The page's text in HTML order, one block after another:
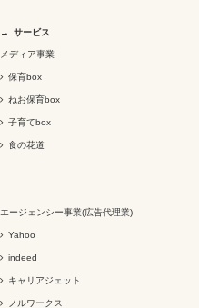
サービス
メディア事業
保育box
ねお保育box
子育てbox
食の花道
エージェンシー事業(広告代理業)
Yahoo
indeed
キャリアジェット
ノルワークス